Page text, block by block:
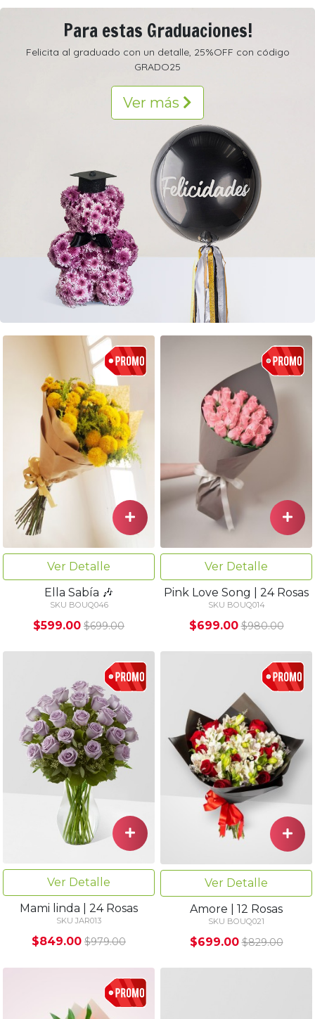
Para estas Graduaciones!
Felicita al graduado con un detalle, 25%OFF con código
GRADO25
Ver más
Ver Detalle
Ella Sabía 🎶
SKU BOUQ046
$599.00 $699.00
Ver Detalle
Pink Love Song | 24 Rosas
SKU BOUQ014
$699.00 $980.00
Ver Detalle
Mami linda | 24 Rosas
SKU JAR013
$849.00 $979.00
Ver Detalle
Amore | 12 Rosas
SKU BOUQ021
$699.00 $829.00